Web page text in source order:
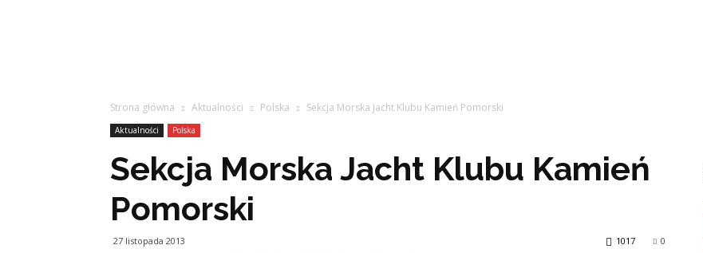
Strona główna Aktualności Polska Sekcja Morska Jacht Klubu Kamień Pomorski
Aktualności Polska
Sekcja Morska Jacht Klubu Kamień
Pomorski
27 listopada 2013 0
1017